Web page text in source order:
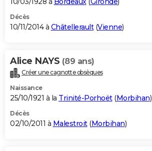
Décès
10/11/2014 à Châtellerault(Vienne)
Alice NAYS (89 ans)
Créer une cagnotte obsèques
Naissance
25/10/1921 à la Trinité-Porhoët(Morbihan)
Décès
02/10/2011 à Malestroit(Morbihan)